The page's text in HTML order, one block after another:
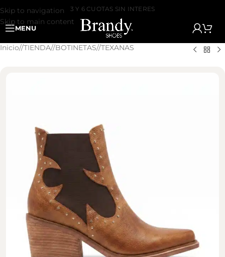
Skip to navigation
Skip to main content
3 Y 6 CUOTAS SIN INTERES
MENU
Inicio/ TIENDA/ BOTINETAS/ TEXANAS